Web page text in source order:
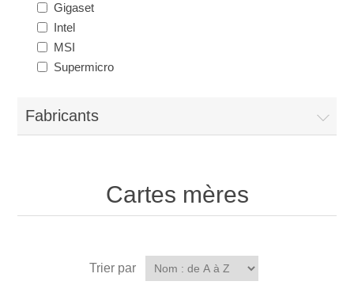
Gigaset
Intel
MSI
Supermicro
Fabricants
Cartes mères
Trier par